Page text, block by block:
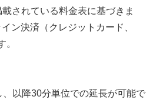
されている料金表に基づきま
ン決済（クレジットカード、
。
以降30分単位での延長が可能で